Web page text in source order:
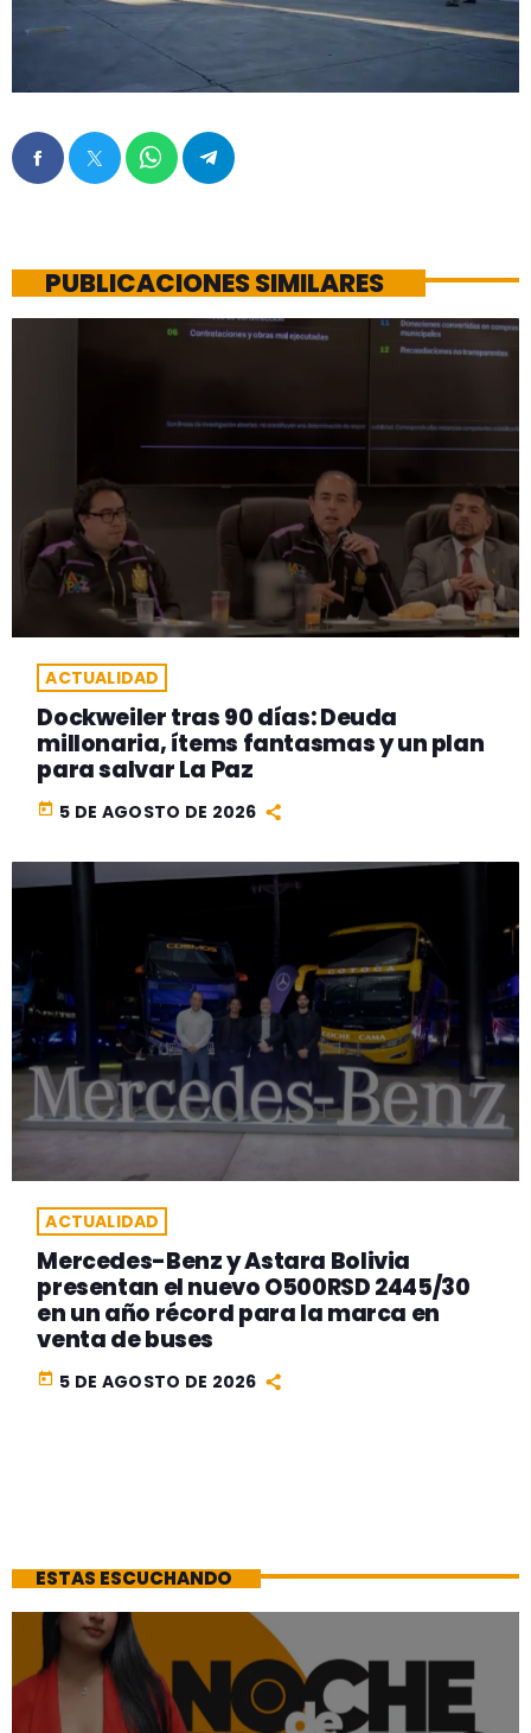
PUBLICACIONES SIMILARES
ACTUALIDAD
Dockweiler tras 90 días: Deuda
millonaria, ítems fantasmas y un plan
para salvar La Paz
today 5 DE AGOSTO DE 2026
ACTUALIDAD
Mercedes-Benz y Astara Bolivia
presentan el nuevo O500RSD 2445/30
en un año récord para la marca en
venta de buses
today 5 DE AGOSTO DE 2026
ESTAS ESCUCHANDO